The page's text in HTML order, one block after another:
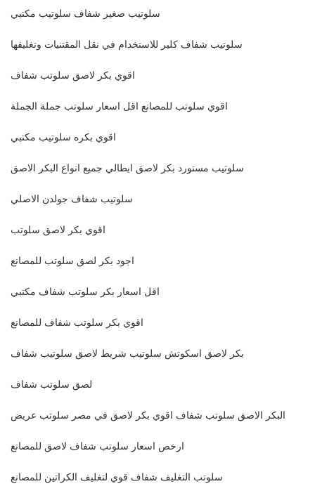
سلوتيب صغير شفاف سلوتيب مكتبي
سلوتيب شفاف كلير للاستخدام في نقل المقتنيات وتغليفها
اقوي بكر لاصق سلوتب شفاف
اقوي سلوتب للمصانع اقل اسعار سلوتب جملة الجملة
اقوي بكره سلوتيب مكتبي
سلوتيب مستورد بكر لاصق ايطالي جميع انواع البكر الاصق
سلوتيب شفاف جولدن الاصلي
اقوي بكر لاصق سلوتب
اجود بكر لصق سلوتب للمصانع
اقل اسعار بكر سلوتب شفاف مكتبي
اقوي بكر سلوتب شفاف للمصانع
بكر لاصق اسكوتش سلوتيب شريط لاصق سلوتيب شفاف
لصق سلوتب شفاف
البكر الاصق سلوتب شفاف اقوي بكر لاصق في مصر سلوتب عريض
ارخص اسعار سلوتب شفاف لاصق للمصانع
سلوتب التغليف شفاف قوي لتغليف الكراتين للمصانع